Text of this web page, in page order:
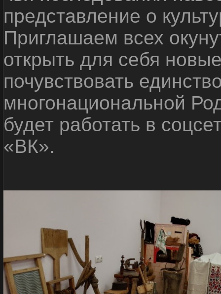
представление о
Приглашаем всех
открыть для себя
почувствовать
многонациональной
будет работать в
«ВК».